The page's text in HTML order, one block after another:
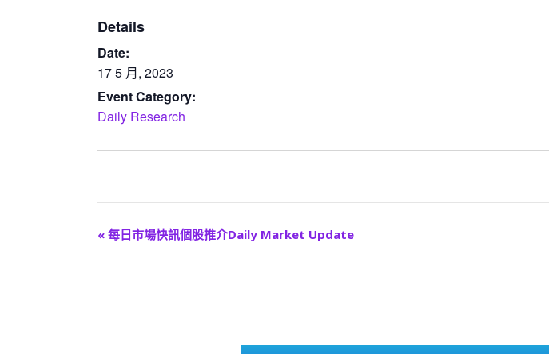
Details
Date:
17 5 月, 2023
Event Category:
Daily Research
E
« 每日市場快訊個股推介Daily Market Update